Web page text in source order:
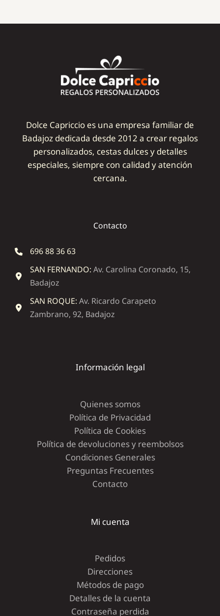
Dolce Capriccio es una empresa familiar de
Badajoz dedicada desde 2012 a crear regalos
personalizados, cestas dulces y detalles
especiales, siempre con calidad y atención
cercana.
Contacto
696 88 36 63
SAN FERNANDO: Av. Carolina Coronado, 15,
Badajoz
SAN ROQUE: Av. Ricardo Carapeto
Zambrano, 92, Badajoz
Información legal
Quienes somos
Política de Privacidad
Política de Cookies
Política de devoluciones y reembolsos
Condiciones Generales
Preguntas Frecuentes
Contacto
Mi cuenta
Pedidos
Direcciones
Métodos de pago
Detalles de la cuenta
Contraseña perdida